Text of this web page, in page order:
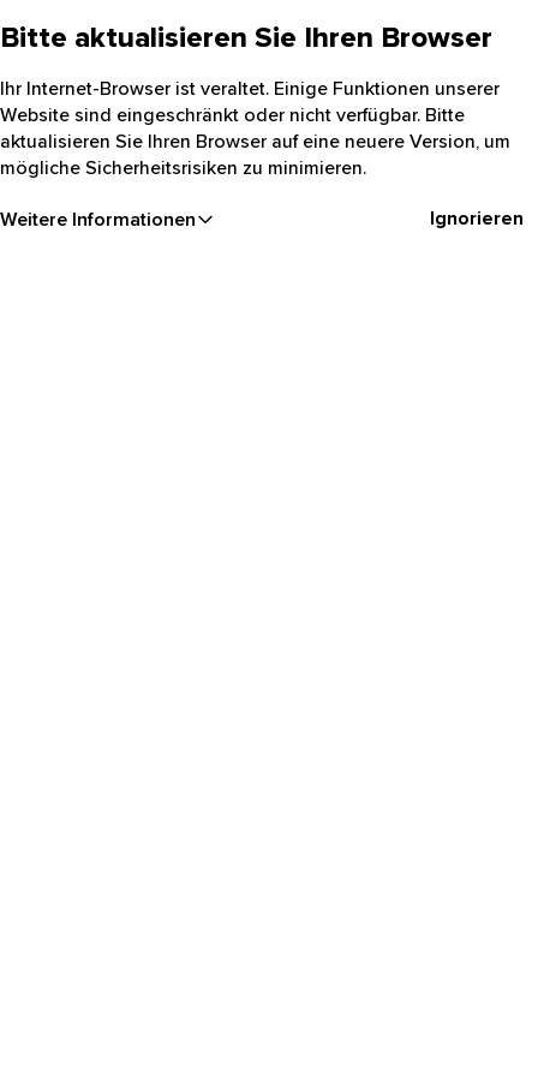
Bitte aktualisieren Sie Ihren Browser
Ihr Internet-Browser ist veraltet. Einige Funktionen unserer
Website sind eingeschränkt oder nicht verfügbar. Bitte
aktualisieren Sie Ihren Browser auf eine neuere Version, um
mögliche Sicherheitsrisiken zu minimieren.
Weitere Informationen Ignorieren